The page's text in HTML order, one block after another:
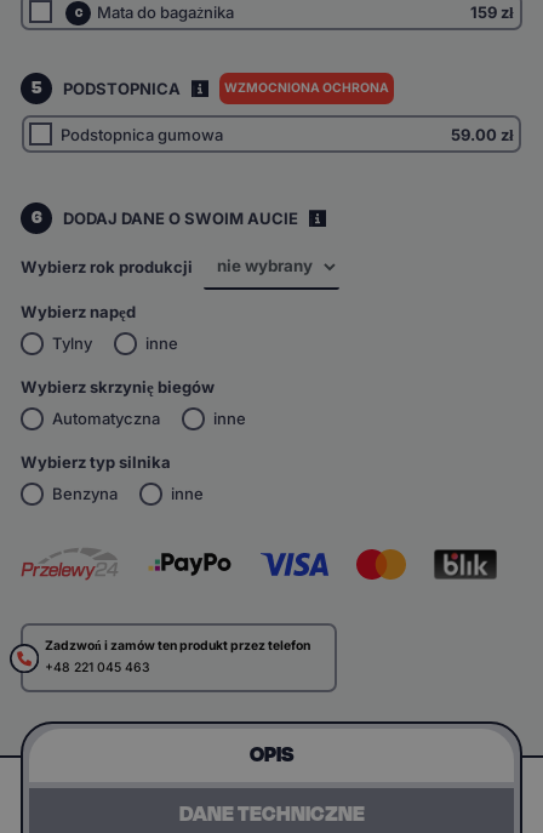
C Mata do bagażnika 159 zł
5 PODSTOPNICA WZMOCNIONA OCHRONA
Podstopnica gumowa 59.00 zł
6 DODAJ DANE O SWOIM AUCIE
Wybierz rok produkcji
Wybierz napęd
Tylny
inne
Wybierz skrzynię biegów
Automatyczna
inne
Wybierz typ silnika
Benzyna
inne
Zadzwoń i zamów ten produkt przez telefon
+48 221 045 463
OPIS
DANE TECHNICZNE